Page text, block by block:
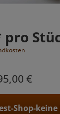
pro
€
Shop-